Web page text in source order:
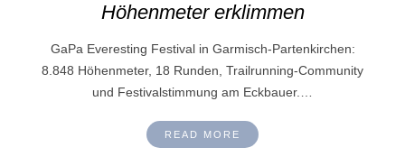
Höhenmeter erklimmen
GaPa Everesting Festival in Garmisch-Partenkirchen:
8.848 Höhenmeter, 18 Runden, Trailrunning-Community
und Festivalstimmung am Eckbauer.…
READ MORE